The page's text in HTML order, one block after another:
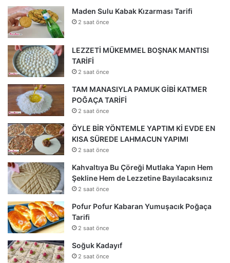
Maden Sulu Kabak Kızarması Tarifi
2 saat önce
LEZZETİ MÜKEMMEL BOŞNAK MANTISI
TARİFİ
2 saat önce
TAM MANASIYLA PAMUK GİBİ KATMER
POĞAÇA TARİFİ
2 saat önce
ÖYLE BİR YÖNTEMLE YAPTIM Kİ EVDE EN
KISA SÜREDE LAHMACUN YAPIMI
2 saat önce
Kahvaltıya Bu Çöreği Mutlaka Yapın Hem
Şekline Hem de Lezzetine Bayılacaksınız
2 saat önce
Pofur Pofur Kabaran Yumuşacık Poğaça
Tarifi
2 saat önce
Soğuk Kadayıf
2 saat önce